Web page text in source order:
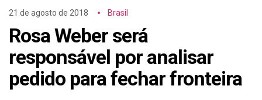
21 de agosto de 2018 Brasil
Rosa Weber será
responsável por analisar
pedido para fechar fronteira